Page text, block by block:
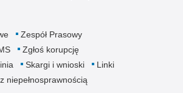
Zespół Prasowy
Zgłoś korupcję
Skargi i wnioski
Linki
niepełnosprawnością